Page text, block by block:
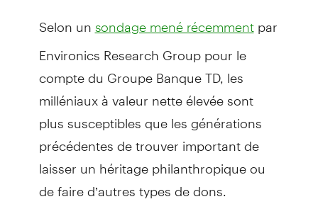
Selon un sondage mené récemmentpar
Environics Research Group pour le
compte du Groupe Banque TD, les
milléniaux à valeur nette élevée sont
plus susceptibles que les générations
précédentes de trouver important de
laisser un héritage philanthropique ou
de faire d’autres types de dons.